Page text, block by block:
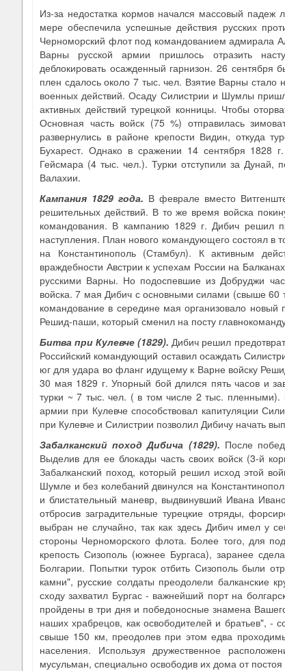
Из-за недостатка кормов начался массовый
мере обеспечила успешные действия русских
Черноморский флот под командованием адмирала
Варны русской армии пришлось отразить
деблокировать осажденный гарнизон. 26
плен сдалось около 7 тыс. чел. Взятие Варны стало
военных действий. Осаду Силистрии и Шумлы
активных действий турецкой конницы. Чтобы
Основная часть войск (75 %) отправилась
развернулись в районе крепости Видин, откуда
Бухарест. Однако в сражении 14 сентября
Гейсмара (4 тыс. чел.). Турки отступили за
Валахии.
Кампания 1829 года. В феврале вместо
решительных действий. В то же время войска
командования. В кампанию 1829 г. Дибич решил
наступления. План нового командующего состоял
на Константинополь (Стамбул). К активным
враждебности Австрии к успехам России на
русскими Варны. Но подоспевшие из Добруджи
войска. 7 мая Дибич с основными силами (свыше 60
командование в середине мая организовало
Решид-паши, который сменил на посту
Битва при Кулевче (1829). Дибич решил
Российский командующий оставил осаждать
юг для удара во фланг идущему к Варне войску
30 мая 1829 г. Упорный бой длился пять часов и
турки ~ 7 тыс. чел. ( в том числе 2 тыс. пленными).
армии при Кулевче способствовал капитуляции
при Кулевче и Силистрии позволил Дибичу начать
Забалканский поход Дибича (1829). После
Выделив для ее блокады часть своих войск (3-й
Забалканский поход, который решил исход этой
Шумле и без колебаний двинулся на
и блистательный маневр, выдвинувший Ивана
отбросив заградительные турецкие отряды,
выбран не случайно, так как здесь Дибич имел у
стороны Черноморского флота. Более того, для
крепость Сизополь (южнее Бургаса), заранее
Болгарии. Попытки турок отбить Сизополь были
камни", русские солдаты преодолели балканские
сходу захватил Бургас - важнейший порт на
пройдены в три дня и победоносные знамена
наших храбрецов, как освободителей и братьев",
свыше 150 км, преодолев при этом едва
населения. Используя дружественное
мусульман, специально освободив их дома от постоя